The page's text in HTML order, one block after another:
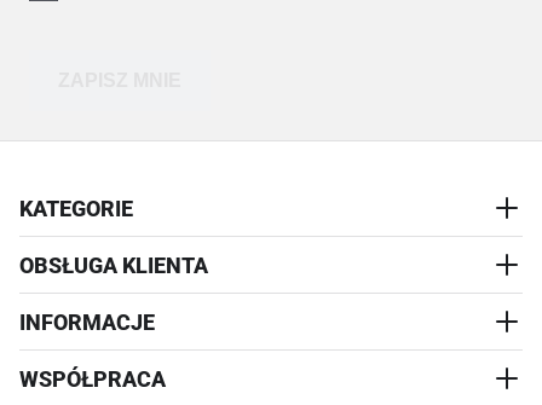
KATEGORIE
AKCESORIA
WYPRZEDAŻ
OBSŁUGA KLIENTA
REALIZACJA I WYSYŁKA
WYMIANA
INFORMACJE
KONTAKT
WSPÓŁPRACA